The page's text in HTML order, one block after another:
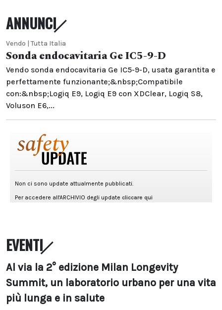
ANNUNCI
Vendo | Tutta Italia
Sonda endocavitaria Ge IC5-9-D
Vendo sonda endocavitaria Ge IC5-9-D, usata garantita e
perfettamente funzionante;&nbsp;Compatibile
con:&nbsp;Logiq E9, Logiq E9 con XDClear, Logiq S8,
Voluson E6,...
EVENTI
Al via la 2° edizione Milan Longevity
Summit, un laboratorio urbano per una vita
più lunga e in salute